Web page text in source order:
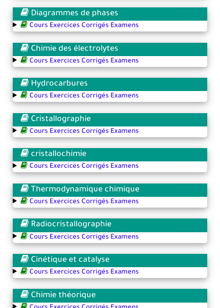
Diagrammes de phases
Cours Exercices Corrigés Examens
Chimie des électrolytes
Cours Exercices Corrigés Examens
Hydrocarbures
Cours Exercices Corrigés Examens
Cristallographie
Cours Exercices Corrigés Examens
cristallochimie
Cours Exercices Corrigés Examens
Thermodynamique chimique
Cours Exercices Corrigés Examens
Radiocristallographie
Cours Exercices Corrigés Examens
Cinétique et catalyse
Cours Exercices Corrigés Examens
Chimie théorique